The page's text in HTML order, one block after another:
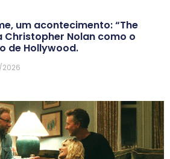
um acontecimento: “The
Christopher Nolan como o
de Hollywood.
2026